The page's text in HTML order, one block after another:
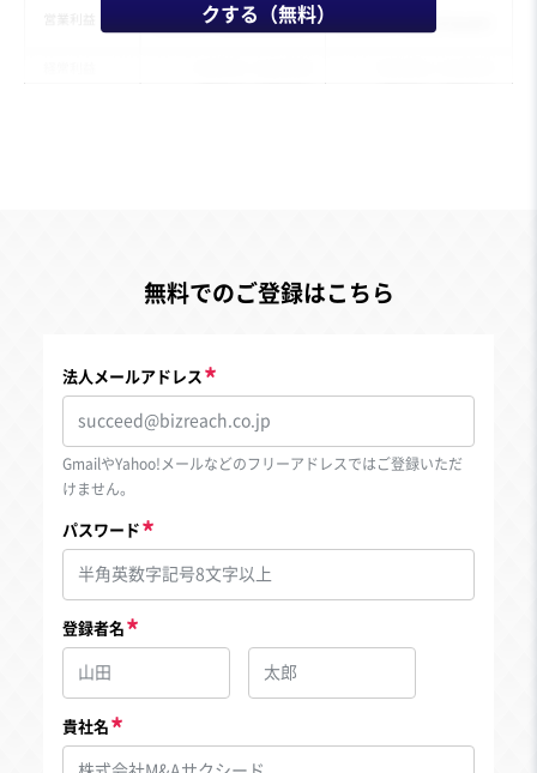
クする（無料）
無料でのご登録はこちら
法人メールアドレス
GmailやYahoo!メールなどのフリーアドレスではご登録いただ
けません。
パスワード
登録者名
貴社名